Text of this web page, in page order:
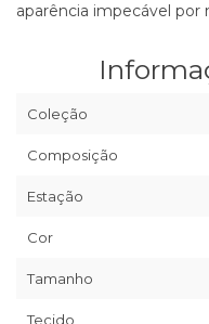
aparência impecável por
Coleção
Composição
Estação
Cor
Tamanho
Tecido